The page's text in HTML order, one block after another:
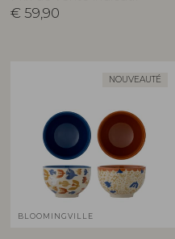
€ 59,90
NOUVEAUTÉ
BLOOMINGVILLE